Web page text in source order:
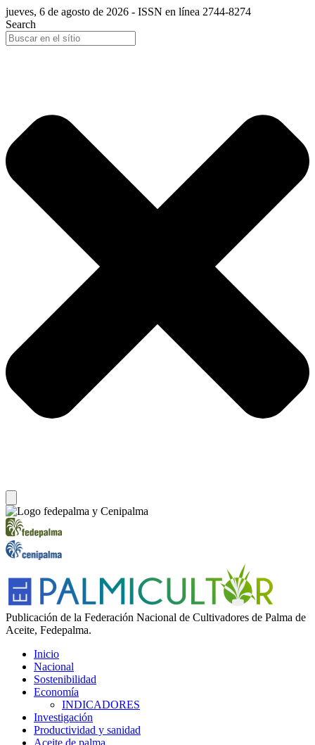
jueves, 6 de agosto de 2026 - ISSN en línea 2744-8274
Search
Publicación de la Federación Nacional de Cultivadores de Palma de
Aceite, Fedepalma.
Inicio
Nacional
Sostenibilidad
Economía
INDICADORES
Investigación
Productividad y sanidad